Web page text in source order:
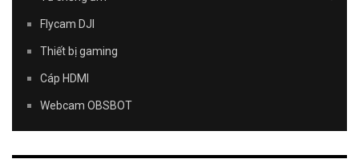
Flycam DJI
Thiết bị gaming
Cáp HDMI
Webcam OBSBOT